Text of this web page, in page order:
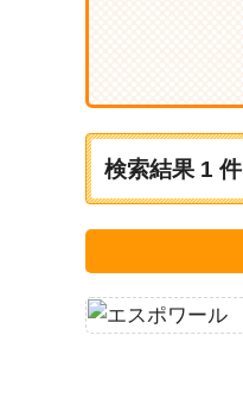
検索結果 1